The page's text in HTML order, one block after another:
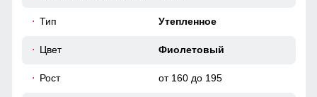
Подкладка из полиэстера: Устойчива к износу и легко
повседневного использования.
Тип Утепленное
Цвет Фиолетовый
Рост от 160 до 195